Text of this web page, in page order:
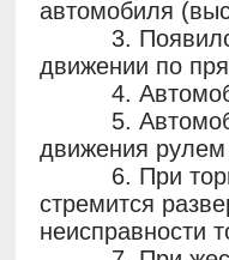
автомобиля
3. Появился
движении по
4.
5.
движения рулем
6. При
стремится
неисправности